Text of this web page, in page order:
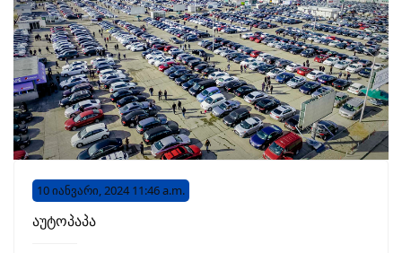
10 იანვარი, 2024 11:46 a.m.
აუტოპაპა